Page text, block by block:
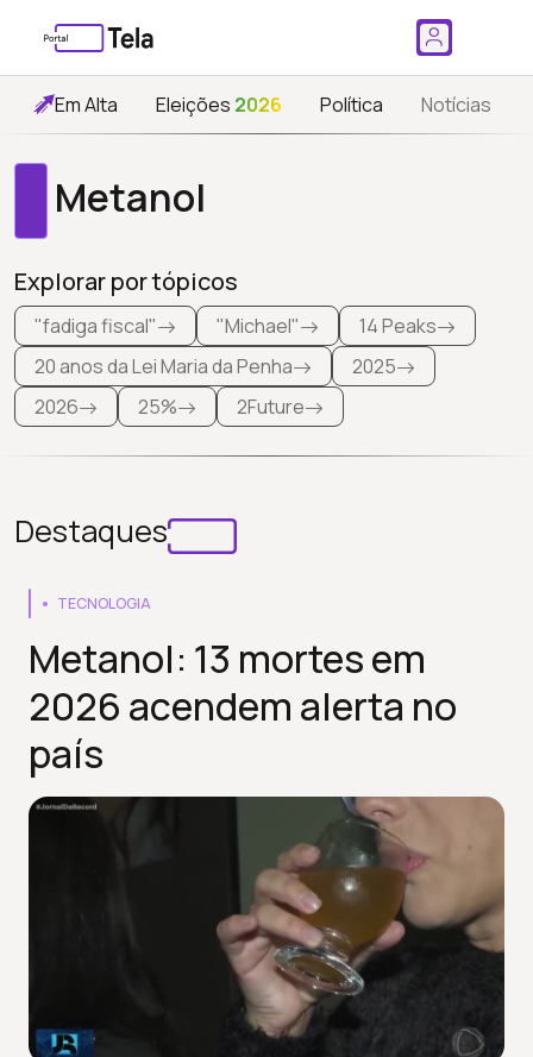
Em Alta Eleições 2026 Política Notícias
Metanol
Explorar por tópicos
"fadiga fiscal" "Michael"
14 Peaks
20 anos da Lei Maria da Penha
2025
2026
25% 2Future
Destaques
TECNOLOGIA
Metanol: 13 mortes em
2026 acendem alerta no
país